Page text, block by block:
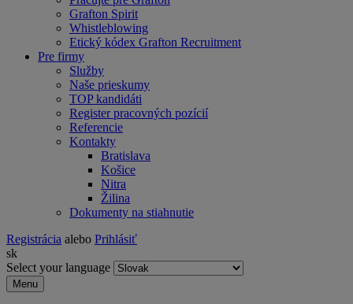
Grafton Spirit
Whistleblowing
Etický kódex Grafton Recruitment
Pre firmy
Služby
Naše prieskumy
TOP kandidáti
Register pracovných pozícií
Referencie
Kontakty
Bratislava
Košice
Nitra
Žilina
Dokumenty na stiahnutie
Registrácia alebo Prihlásiť
sk
Select your language
Menu